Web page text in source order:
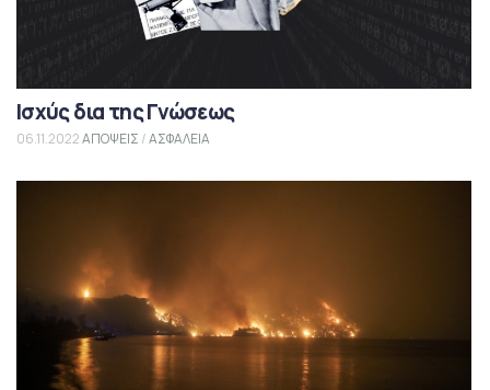
Ισχύς δια της Γνώσεως
06.11.2022ΑΠΟΨΕΙΣ /ΑΣΦΑΛΕΙΑ